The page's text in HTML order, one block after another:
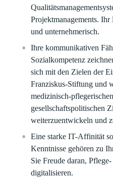
Projektmanagements.
und unternehmerisch.
Ihre kommunikativen
Sozialkompetenz
sich mit den Zielen der
Franziskus-Stiftung und
medizinisch-
gesellschaftspolitischen
weiterzuentwickeln und
Eine starke IT-Affinität
Kenntnisse gehören zu
Sie Freude daran,
digitalisieren.